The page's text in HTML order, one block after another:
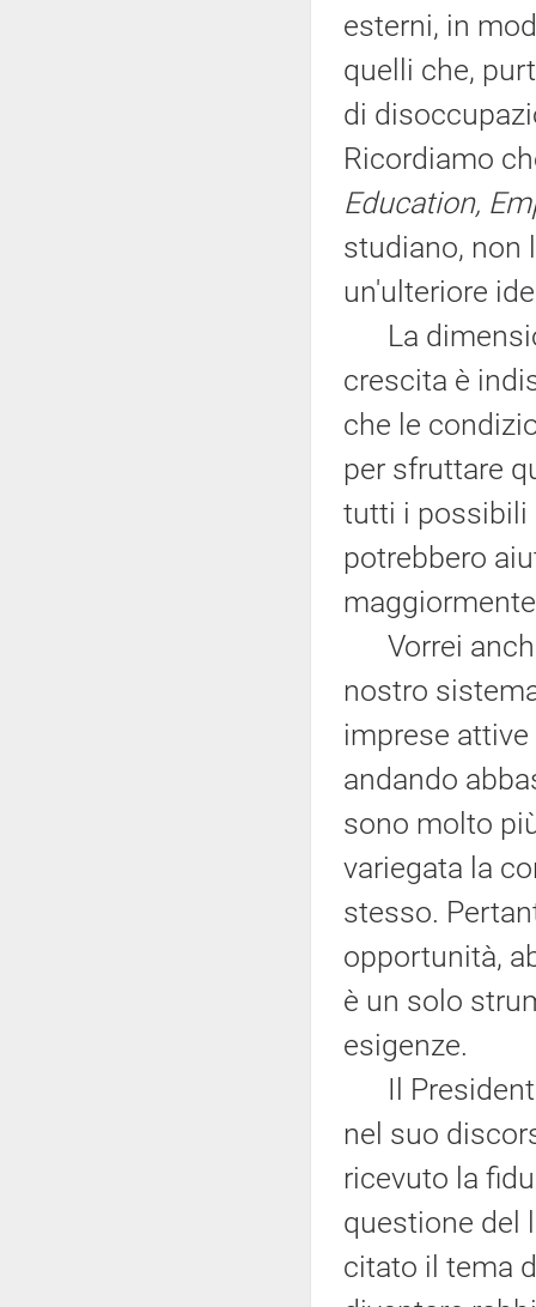
esterni, in
quelli che,
di
Ricordiamo
Education,
studiano, non
un'ulteriore
La
crescita è
che le
per sfruttare
tutti i possibili
potrebbero
Vorrei
nostro
imprese
andando
sono molto
variegata la
stesso.
opportunità,
è un solo
esigenze.
Il
nel suo
ricevuto la
questione del
citato il tema